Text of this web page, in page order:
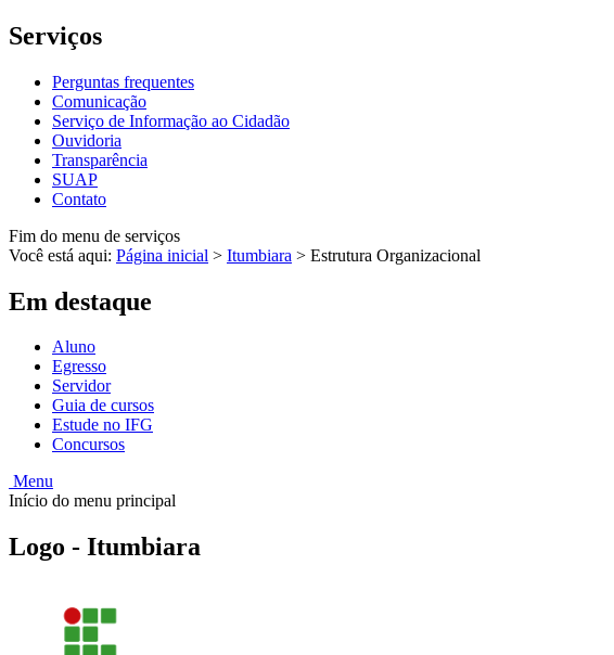
Serviços
Perguntas frequentes
Comunicação
Serviço de Informação ao Cidadão
Ouvidoria
Transparência
SUAP
Contato
Fim do menu de serviços
Você está aqui: Página inicial > Itumbiara > Estrutura Organizacional
Em destaque
Aluno
Egresso
Servidor
Guia de cursos
Estude no IFG
Concursos
Menu
Início do menu principal
Logo - Itumbiara